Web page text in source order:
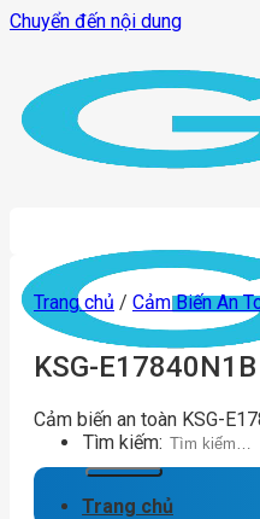
Chuyển đến nội dung
Tìm kiếm:
Trang chủ
Trang chủ / Cảm Biến An
KSG-E17840N1B
Cảm biến an toàn KSG-